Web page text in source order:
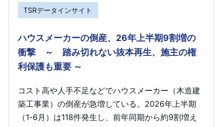
TSRデータインサイト
ハウスメーカーの倒産、26年上半期9割増の
衝撃 ～ 踏み切れない抜本再生、施主の権
利保護も重要 ～
コスト高や人手不足などでハウスメーカー（木造建
築工事業）の倒産が急増している。2026年上半期
（1-6月）は118件発生し、前年同期から約9割増え